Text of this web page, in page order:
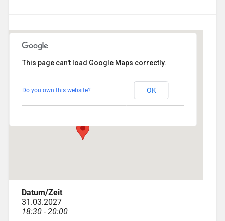
Veranstaltungen
This page can't load Google Maps correctly.
Do you own this website? OK
Datum/Zeit
31.03.2027
18:30 - 20:00